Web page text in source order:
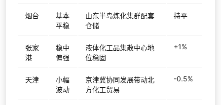
烟台
基本
平稳
山东半岛炼化集群配套
仓储
持平
张家
港
稳中
偏强
液体化工品集散中心地
位稳固
+1%
天津
小幅
波动
京津冀协同发展带动北
方化工贸易
-0.5%